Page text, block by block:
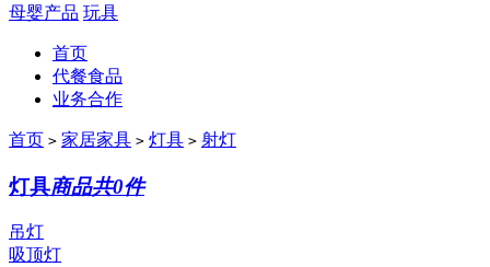
母婴产品 玩具
首页
代餐食品
业务合作
首页 > 家居家具 > 灯具 > 射灯
灯具商品共0件
吊灯
吸顶灯